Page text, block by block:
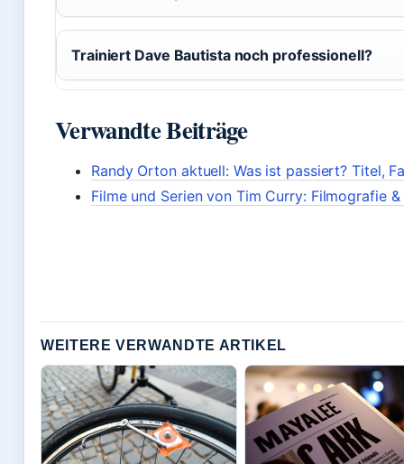
Trainiert Dave Bautista noch professionell?
Verwandte Beiträge
Randy Orton aktuell: Was ist passiert? Titel,
Filme und Serien von Tim Curry: Filmografie
WEITERE VERWANDTE ARTIKEL